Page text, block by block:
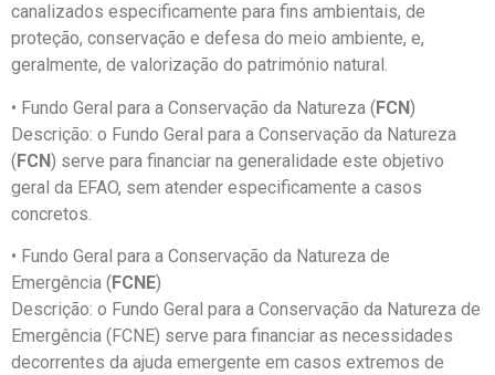
canalizados especificamente para fins ambientais, de
proteção, conservação e defesa do meio ambiente, e,
geralmente, de valorização do património natural.
• Fundo Geral para a Conservação da Natureza (FCN)
Descrição: o Fundo Geral para a Conservação da Natureza
(FCN) serve para financiar na generalidade este objetivo
geral da EFAO, sem atender especificamente a casos
concretos.
• Fundo Geral para a Conservação da Natureza de
Emergência (FCNE)
Descrição: o Fundo Geral para a Conservação da Natureza de
Emergência (FCNE) serve para financiar as necessidades
decorrentes da ajuda emergente em casos extremos de